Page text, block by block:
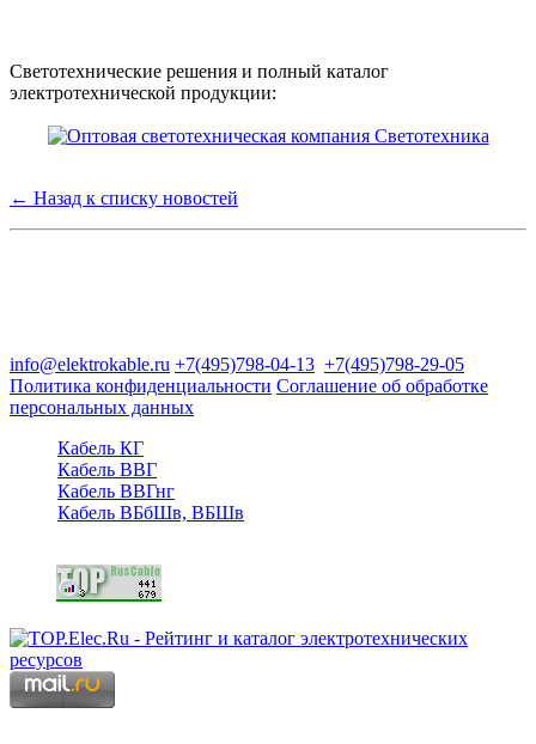
Светотехнические решения и полный каталог
электротехнической продукции:
← Назад к списку новостей
info@elektrokable.ru +7(495)798-04-13 +7(495)798-29-05
Политика конфиденциальности Соглашение об обработке
персональных данных
Кабель КГ
Кабель ВВГ
Кабель ВВГнг
Кабель ВБбШв, ВБШв